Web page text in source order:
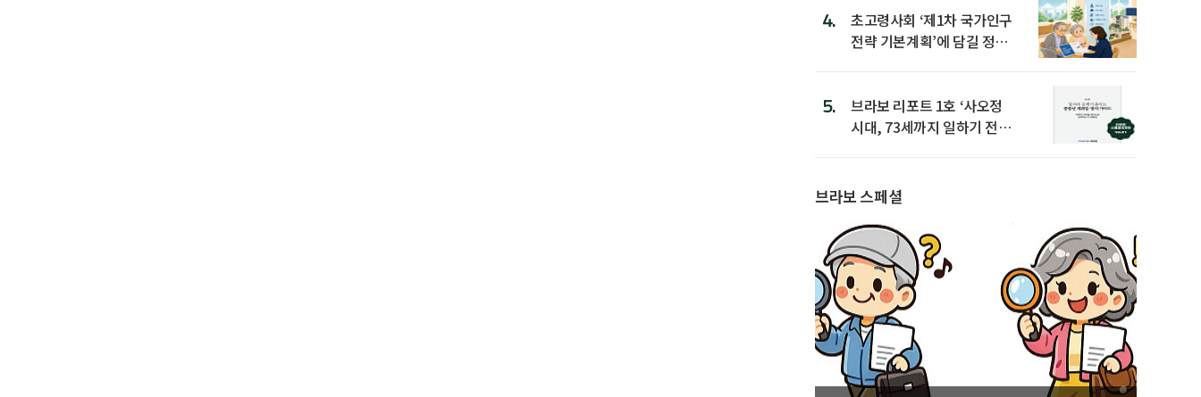
4.
초고령사회 ‘제1차 국가인구
전략 기본계획’에 담길 정책
5.
브라보 리포트 1호 ‘사오정
시대, 73세까지 일하기 전략’
브라보 스페셜